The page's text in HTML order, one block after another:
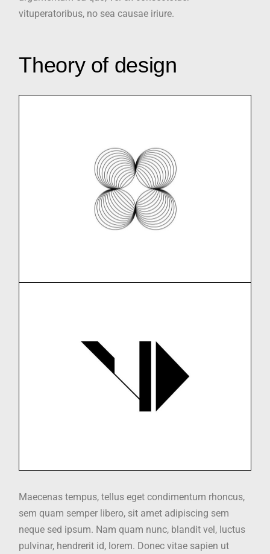
vituperatoribus, no sea causae iriure.
Theory of design
Maecenas tempus, tellus eget condimentum rhoncus,
sem quam semper libero, sit amet adipiscing sem
neque sed ipsum. Nam quam nunc, blandit vel, luctus
pulvinar, hendrerit id, lorem. Donec vitae sapien ut